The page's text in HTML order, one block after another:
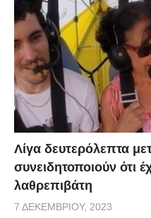
Λίγα δευτερόλεπτα
συνειδητοποιούν ότι
λαθρεπιβάτη
7 ΔΕΚΕΜΒΡΊΟΥ, 2023